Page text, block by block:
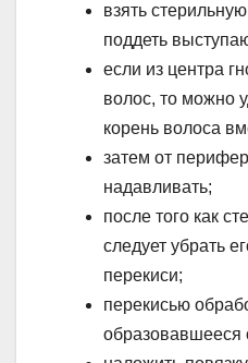
взять
поддеть
если из центра
волос, то можно
корень волоса
затем от
надавливать;
после того как
следует убрать
перекиси;
перекисью
образовавшееся